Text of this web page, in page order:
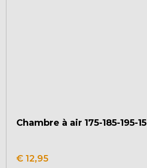
Chambre à air 175-185-195-15
€ 12,95